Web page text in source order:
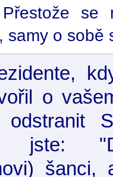
Přestože
samy o sobě
o
jste:
šanci,